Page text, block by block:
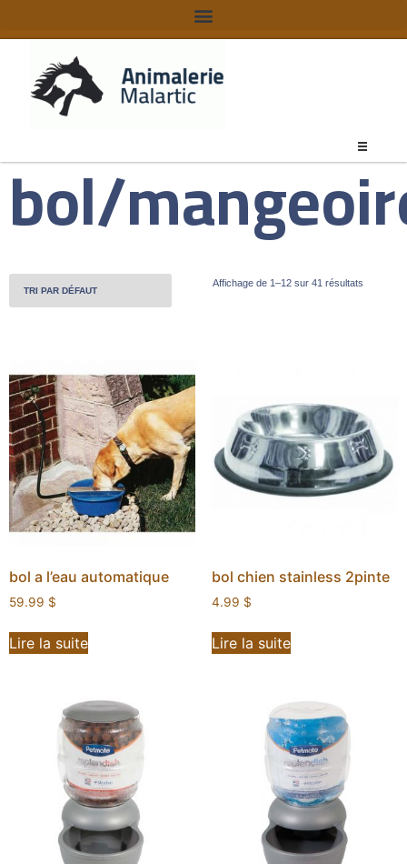
bol/
Affichage de 1–12 sur 41 résultats
bol a l’eau automatique
59.99 $
Lire la suite
bol chien stainless 2pinte
4.99 $
Lire la suite